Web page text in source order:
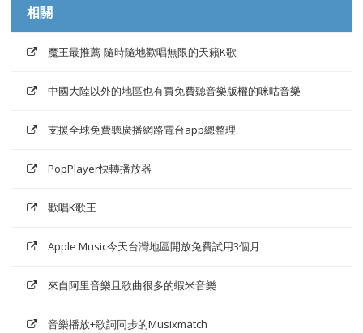
相關
魔王最推薦-隨時隨地歡唱無限的天籟K歌
中國大陸以外的地區也有買免費聽音樂版權的咪咕音樂
支援全球免費聽廣播網路電台app總整理
PopPlayer快轉播放器
歡唱K歌王
Apple Music今天台灣地區開放免費試用3個月
來自阿里音樂且歌曲很多的蝦米音樂
音樂播放+歌詞同步的Musixmatch